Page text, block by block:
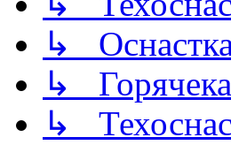
↳ Оснастка
↳
↳